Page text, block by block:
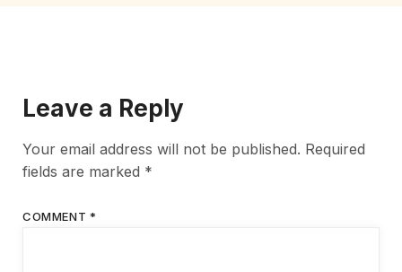
Leave a Reply
Your email address will not be published. Required
fields are marked *
COMMENT *